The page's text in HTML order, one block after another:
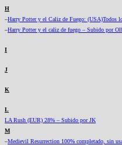
H
–Harry Potter y el Caliz de Fuego: (USA)Todos
–Harry Potter y el caliz de fuego – Subido por
I
J
K
L
LA Rush (EUR) 28% – Subido por JK
M
–Medievil Resurrection 100% completado, sin